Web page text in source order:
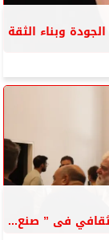
وبناء الثقة
فى ” صنع...